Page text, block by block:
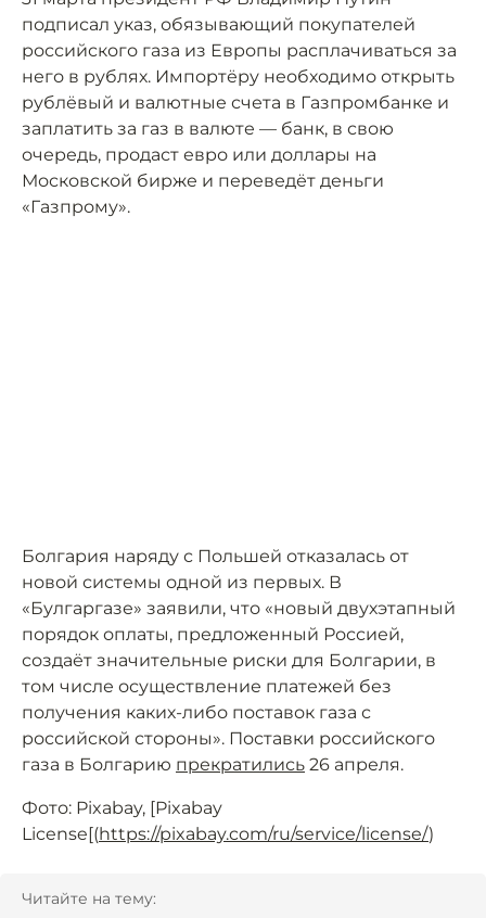
подписал указ, обязывающий покупателей
российского газа из Европы расплачиваться за
него в рублях. Импортёру необходимо открыть
рублёвый и валютные счета в Газпромбанке и
заплатить за газ в валюте — банк, в свою
очередь, продаст евро или доллары на
Московской бирже и переведёт деньги
«Газпрому».
Болгария наряду с Польшей отказалась от
новой системы одной из первых. В
«Булгаргазе» заявили, что «новый двухэтапный
порядок оплаты, предложенный Россией,
создаёт значительные риски для Болгарии, в
том числе осуществление платежей без
получения каких-либо поставок газа с
российской стороны». Поставки российского
газа в Болгарию прекратились 26 апреля.
Фото: Pixabay, [Pixabay
License[(https://pixabay.com/ru/service/license/)
Читайте на тему: